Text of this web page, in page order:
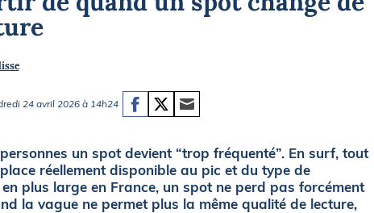
Briefings
24 avril 2026 à 14h24
un spot devient “trop fréquenté”. En surf, tout
réellement disponible au pic et du type de
plus large en France, un spot ne perd pas forcément
la vague ne permet plus la même qualité de lecture,